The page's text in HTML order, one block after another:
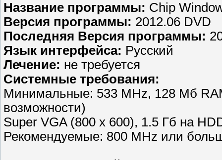
Название программы: Chip
Версия программы: 2012.06 DVD
Последняя Версия программы:
Язык интерфейса: Русский
Лечение: не требуется
Системные требования:
Минимальные: 533 MHz, 128 Мб
возможности)
Super VGA (800 x 600), 1.5 Гб на
Рекомендуемые: 800 MHz или